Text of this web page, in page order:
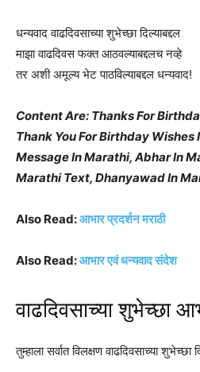
धन्यवाद वाढदिवसाच्या शुभेच्छा दिल्याबद्दल
माझा वाढदिवस फक्त आठवल्याबद्दलच नव्हे
तर अशी अमूल्य भेट पाठविल्याबद्दल धन्यवाद!
Content Are: Thanks For
Thank You For Birthday
Message In Marathi, Abhar In
Marathi Text, Dhanyawad In
Also Read:आभार प्रदर्शन मराठी
Also Read:आभार एवं धन्यवाद संदेश
वाढदिवसाच्या शुभेच्छा
तुम्हाला सर्वात विलक्षण वाढदिवसाच्या शुभेच्छा